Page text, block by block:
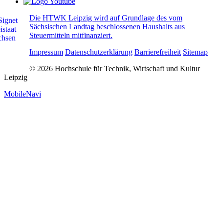
Die HTWK Leipzig wird auf Grundlage des vom
Sächsischen Landtag beschlossenen Haushalts aus
Steuermitteln mitfinanziert.
Impressum Datenschutzerklärung Barrierefreiheit Sitemap
© 2026 Hochschule für Technik, Wirtschaft und Kultur
Leipzig
MobileNavi